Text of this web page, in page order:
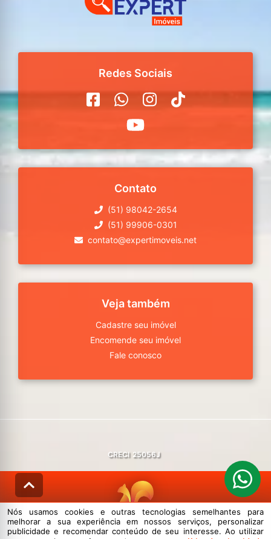
Redes Sociais
Contato
(51) 98042-2654
(51) 99906-0301
contato@expertimoveis.net
Veja também
Cadastre seu imóvel
Encomende seu imóvel
Fale conosco
CRECI 25056J
© DESENVOLVIDO PELAAGIL.NET
Nós usamos cookies e outras tecnologias semelhantes para
melhorar a sua experiência em nossos serviços, personalizar
publicidade e recomendar conteúdo de seu interesse. Ao utilizar